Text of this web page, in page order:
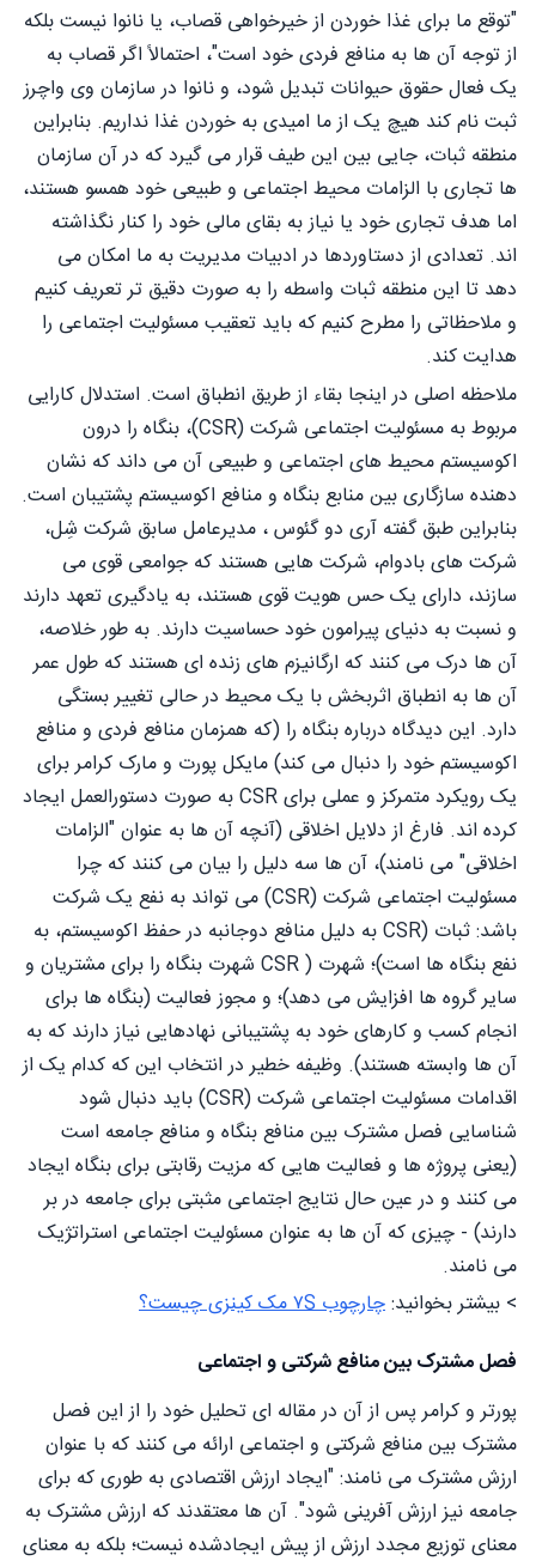
"توقع ما برای غذا خوردن از خیرخواهی قصاب، یا نانوا نیست بلکه
از توجه آن ها به منافع فردی خود است"، احتمالاً اگر قصاب به
یک فعال حقوق حیوانات تبدیل شود، و نانوا در سازمان وی واچرز
ثبت نام کند هیچ یک از ما امیدی به خوردن غذا نداریم. بنابراین
منطقه ثبات، جایی بین این طیف قرار می گیرد که در آن سازمان
ها تجاری با الزامات محیط اجتماعی و طبیعی خود همسو هستند،
اما هدف تجاری خود یا نیاز به بقای مالی خود را کنار نگذاشته
اند. تعدادی از دستاوردها در ادبیات مدیریت به ما امکان می
دهد تا این منطقه ثبات واسطه را به صورت دقیق تر تعریف کنیم
و ملاحظاتی را مطرح کنیم که باید تعقیب مسئولیت اجتماعی را
هدایت کند.
ملاحظه اصلی در اینجا بقاء از طریق انطباق است. استدلال کارایی
مربوط به مسئولیت اجتماعی شرکت (CSR)، بنگاه را درون
اکوسیستم محیط های اجتماعی و طبیعی آن می داند که نشان
دهنده سازگاری بین منابع بنگاه و منافع اکوسیستم پشتیبان است.
بنابراین طبق گفته آری دو گئوس ، مديرعامل سابق شرکت شِل،
شرکت های بادوام، شرکت هایی هستند که جوامعی قوی می
سازند، دارای یک حس هویت قوی هستند، به یادگیری تعهد دارند
و نسبت به دنیای پیرامون خود حساسیت دارند. به طور خلاصه،
آن ها درک می کنند که ارگانیزم های زنده ای هستند که طول عمر
آن ها به انطباق اثربخش با یک محیط در حالی تغییر بستگی
دارد. این دیدگاه درباره بنگاه را (که همزمان منافع فردی و منافع
اکوسیستم خود را دنبال می کند) مایکل پورت و مارک کرامر برای
یک رویکرد متمرکز و عملی برای CSR به صورت دستورالعمل ایجاد
کرده اند. فارغ از دلایل اخلاقی (آنچه آن ها به عنوان "الزامات
اخلاقی" می نامند)، آن ها سه دلیل را بیان می کنند که چرا
مسئولیت اجتماعی شرکت (CSR) می تواند به نفع یک شرکت
باشد: ثبات (CSR به دلیل منافع دوجانبه در حفظ اکوسیستم، به
نفع بنگاه ها است)؛ شهرت ( CSR شهرت بنگاه را برای مشتریان و
سایر گروه ها افزایش می دهد)؛ و مجوز فعالیت (بنگاه ها برای
انجام کسب و کارهای خود به پشتیبانی نهادهایی نیاز دارند که به
آن ها وابسته هستند). وظیفه خطیر در انتخاب این که کدام یک از
اقدامات مسئولیت اجتماعی شرکت (CSR) باید دنبال شود
شناسایی فصل مشترک بین منافع بنگاه و منافع جامعه است
(یعنی پروژه ها و فعالیت هایی که مزیت رقابتی برای بنگاه ایجاد
می کنند و در عین حال نتایج اجتماعی مثبتی برای جامعه در بر
دارند) - چیزی که آن ها به عنوان مسئولیت اجتماعی استراتژیک
می نامند.
> بیشتر بخوانید:چارچوب ۷S مک کینزی چیست؟
فصل مشترک بین منافع شرکتی و اجتماعی
پورتر و کرامر پس از آن در مقاله ای تحلیل خود را از این فصل
مشترک بین منافع شرکتی و اجتماعی ارائه می کنند که با عنوان
ارزش مشترک می نامند: "ایجاد ارزش اقتصادی به طوری که برای
جامعه نیز ارزش آفرینی شود". آن ها معتقدند که ارزش مشترک به
معنای توزیع مجدد ارزش از پیش ایجادشده نیست؛ بلکه به معنای